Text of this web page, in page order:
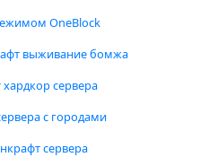
OneBlock
выживание бомжа
сервера
с городами
сервера